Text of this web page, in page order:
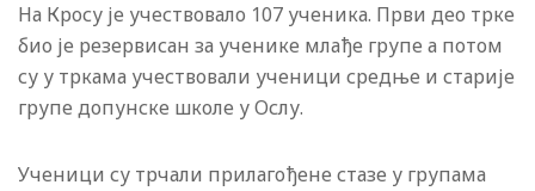
На Кросу jе учествовало 107 ученика. Први део трке
био је резервисан за ученике млађе групе а потом
су у тркама учествовали ученици средње и старије
групе допунске школе у Ослу.
Ученици су трчали прилагођене стазе у групама